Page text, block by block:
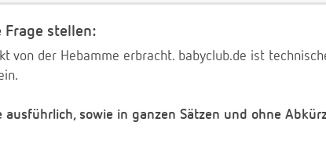
stellen:
von der Hebamme erbracht. babyclub.de ist
ausführlich, sowie in ganzen Sätzen und ohne